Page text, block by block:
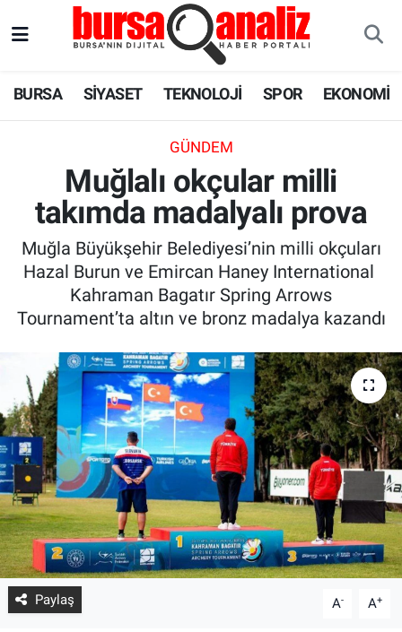
BURSA SİYASET TEKNOLOJİ SPOR EKONOMİ
GÜNDEM
Muğlalı okçular milli
takımda madalyalı prova
Muğla Büyükşehir Belediyesi’nin milli okçuları
Hazal Burun ve Emircan Haney International
Kahraman Bagatır Spring Arrows
Tournament’ta altın ve bronz madalya kazandı
Paylaş A- A+
SPOR
EKONOMİ
SAĞLIK
BLOG
Süper Lig Puan Durumu ve Fikstür
Tüm Manşetler
Son Dakika Haberleri